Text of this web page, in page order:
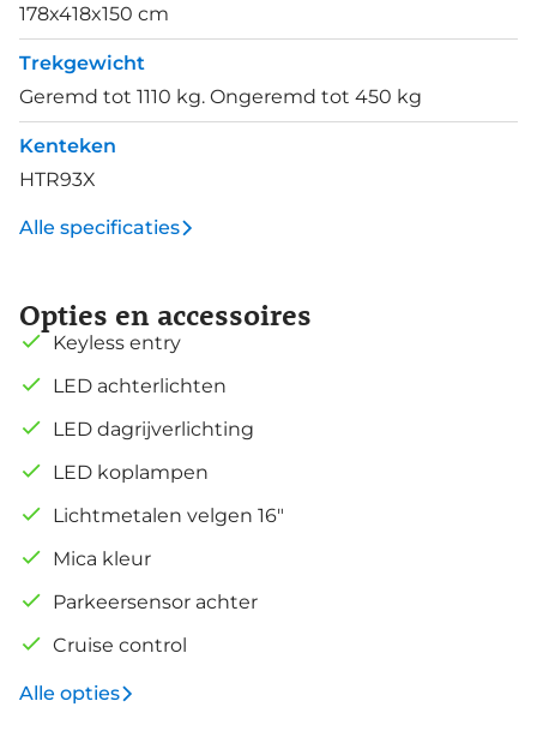
178x418x150 cm
Trekgewicht
Geremd tot 1110 kg. Ongeremd tot 450 kg
Kenteken
HTR93X
Alle specificaties
Opties en accessoires
Keyless entry
LED achterlichten
LED dagrijverlichting
LED koplampen
Lichtmetalen velgen 16"
Mica kleur
Parkeersensor achter
Cruise control
Alle opties